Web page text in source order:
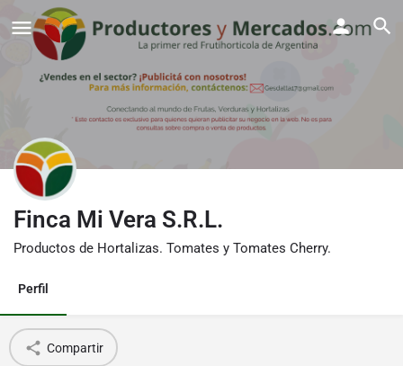
Finca Mi Vera S.R.L.
Productos de Hortalizas. Tomates y Tomates Cherry.
Perfil
Compartir